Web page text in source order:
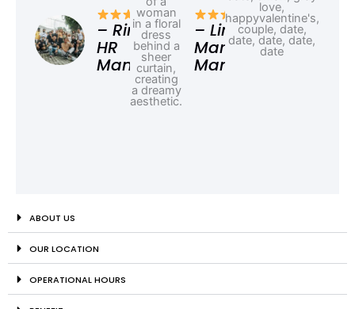
– Rina,
HR
Manager
– Linda,
Marketing
Manager
ABOUT US
OUR LOCATION
OPERATIONAL HOURS